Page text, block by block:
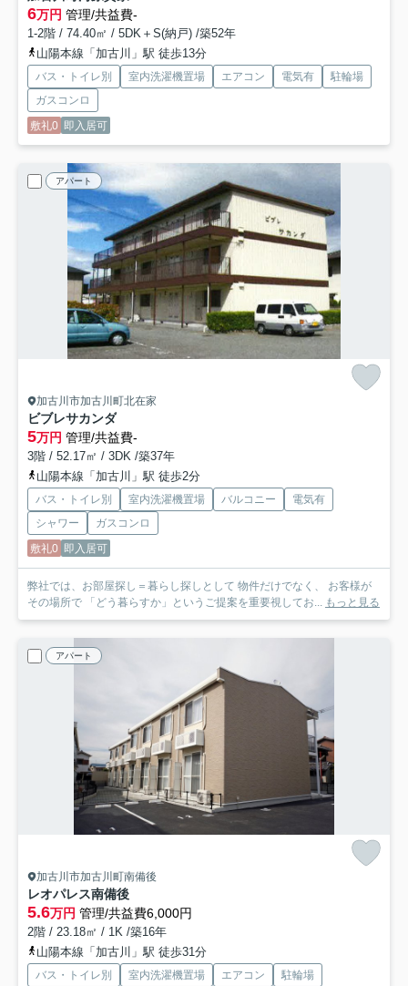
6万円 管理/共益費-
1-2階 / 74.40㎡ / 5DK＋S(納戸) /築52年
山陽本線「加古川」駅 徒歩13分
バス・トイレ別 室内洗濯機置場 エアコン 電気有
駐輪場
ガスコンロ
敷礼0 即入居可
アパート
加古川市加古川町北在家
ビブレサカンダ
5万円 管理/共益費-
3階 / 52.17㎡ / 3DK /築37年
山陽本線「加古川」駅 徒歩2分
バス・トイレ別 室内洗濯機置場 バルコニー
電気有
シャワー
ガスコンロ
敷礼0 即入居可
弊社では、お部屋探し＝暮らし探しとして 物件だけでなく、 お客様が
その場所で 「どう暮らすか」というご提案を重要視してお... もっと見る
アパート
加古川市加古川町南備後
レオパレス南備後
5.6万円 管理/共益費6,000円
2階 / 23.18㎡ / 1K /築16年
山陽本線「加古川」駅 徒歩31分
バス・トイレ別 室内洗濯機置場 エアコン
駐輪場